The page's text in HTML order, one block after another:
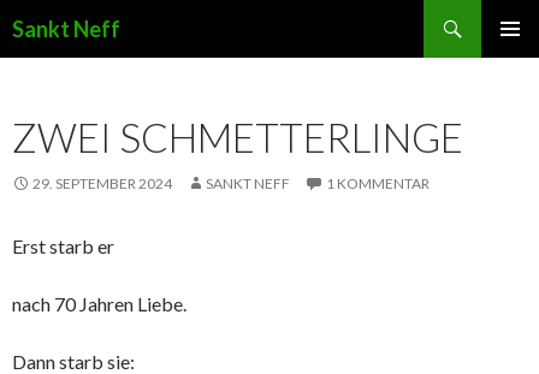
Sankt Neff
ZWEI SCHMETTERLINGE
29. SEPTEMBER 2024 SANKT NEFF 1 KOMMENTAR
Erst starb er
nach 70 Jahren Liebe.
Dann starb sie: